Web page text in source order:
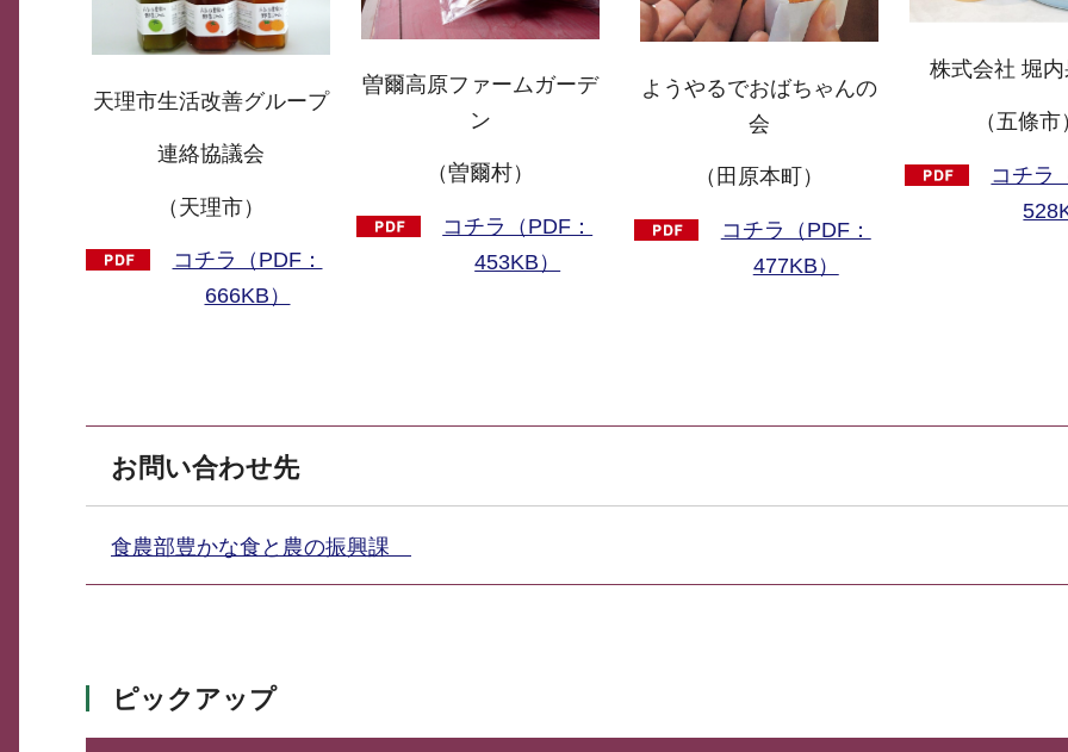
天理市生活改善グループ
連絡協議会
（天理市）
コチラ（PDF：
666KB）
曽爾高原ファームガーデ
ン
（曽爾村）
コチラ（PDF：
453KB）
ようやるでおばちゃんの
会
（田原本町）
コチラ（PDF：
477KB）
株式会社 堀内
（五條市
コチラ
お問い合わせ先
食農部豊かな食と農の振興課
ピックアップ